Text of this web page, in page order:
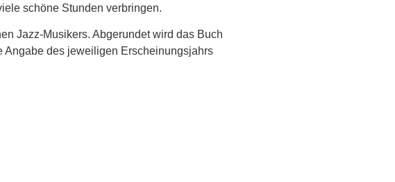
schöne Stunden verbringen.
Jazz-Musikers. Abgerundet wird das Buch
Angabe des jeweiligen Erscheinungsjahrs